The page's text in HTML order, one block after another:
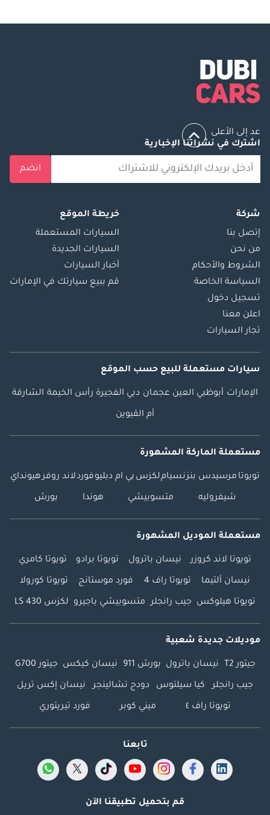
عد إلى الأعلى
اشترك في نشراتنا الإخبارية
انضم
شركة
إتصل بنا
من نحن
الشروط والأحكام
السياسة الخاصة
تسجيل دخول
اعلن معنا
تجار السيارات
خريطة الموقع
السيارات المستعملة
السيارات الجديدة
أخبار السيارات
قم ببيع سيارتك في الإمارات
سيارات مستعملة للبيع حسب الموقع
الإمارات أبوظبي العين عجمان دبي الفجيرة رأس الخيمة الشارقة
أم القيوين
مستعملة الماركة المشهورة
تويوتا مرسيدس بنزنسياملكزس بي ام دبليوفوردلاند روفرهيونداي
شيفروليه متسوبيشي هوندا بورش
مستعملة الموديل المشهورة
تويوتا لاند كروزر نيسان باترول تويوتا برادو تويوتا كامري
نيسان ألتيما تويوتا راف 4 فورد موستانج تويوتا كورولا
تويوتا هيلوكس جيب رانجلر متسوبيشي باجيرو لكزس LS 430
موديلات جديدة شعبية
جيتور T2 نيسان باترول بورش 911 نيسان كيكس جيتور G700
جيب رانجلر كيا سيلتوس دودج تشالينجر نيسان إكس تريل
تويوتا راف ٤ ميني كوبر فورد تيريتوري
تابعنا
قم بتحميل تطبيقنا الآن